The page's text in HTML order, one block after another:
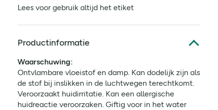
Lees voor gebruik altijd het etiket
Productinformatie
Waarschuwing:
Ontvlambare vloeistof en damp. Kan dodelijk zijn als
de stof bij inslikken in de luchtwegen terechtkomt.
Veroorzaakt huidirritatie. Kan een allergische
huidreactie veroorzaken. Giftig voor in het water